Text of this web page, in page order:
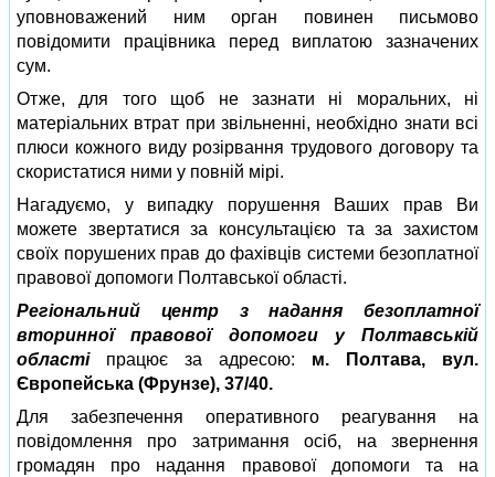
уповноважений ним орган повинен письмово
повідомити працівника перед виплатою зазначених
сум.
Отже, для того щоб не зазнати ні моральних, ні
матеріальних втрат при звільненні, необхідно знати всі
плюси кожного виду розірвання трудового договору та
скористатися ними у повній мірі.
Нагадуємо, у випадку порушення Ваших прав Ви
можете звертатися за консультацією та за захистом
своїх порушених прав до фахівців системи безоплатної
правової допомоги Полтавської області.
Регіональний центр з надання безоплатної
вторинної правової допомоги у Полтавській
областіпрацює за адресою: м. Полтава, вул.
Європейська (Фрунзе), 37/40.
Для забезпечення оперативного реагування на
повідомлення про затримання осіб, на звернення
громадян про надання правової допомоги та на